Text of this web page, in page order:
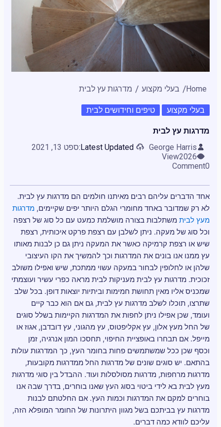
Home בעלי מקצוע מדרגות עץ לבית
בעלי מקצוע , טיפים וחידושים לבית
מדרגות עץ לבית
George Harris
Latest Updated:ספט 13, 2021
2026
View
Comment
אחד הדברים עליהם רבים מאיתנו חולמים הם מדרגות עץ לבית.
לא רק שמדובר באחד מחומרי הגלם היותר יפים שקיימים,מדרגות
מעץ לביתמשתלבות בצורה מושלמת כמעט עם כל סוג של רצפה
וכל סוג של מעקה. ניתן לשלבן עם רצפת פרקט איכותית, רצפת
שיש או רצפת קרמיקה כאשר את המעקה ניתן גם כן לבנות מאותו
עץ ממנו אנו בונים את המדרגות וכך להמשיך את הקו העיצובי
שלהן או לחלופין לבחור במעקה עשוי ממתכת, שיש ואפילו משולב
זכוכית. מדרגות עץ לבית מעניקות לבית מראה כפרי עשיר ועוצמתי
שמכניס אליו מאין תחושת חמימות וביתיות יוצאות דופן. בכל שלב
שתרצו, תוכלו לשלב מדרגות עץ לבית, גם אם הוא כבר קיים
ועומד, שכן אפילו ניתן לחפות את המדרגות הקיימות בשלל סוגים
של החל מעץ אלון, עץ אקליפטוס, עץ מהגוני, עץ דובדבן, אגוז או
מייפל. אם תבחרו באופציית החיפוי, תחסכו המון אנרגיה, זמן
וכסף שכן ככל שמשתמשים פחות בחומר העץ, כך המדרגות עולות
בהתאם. יש סוגים שונים של מדרגות החל ממדרגות מקובעות,
מדרגות מרחפות, מדרגות מסולסלות ועוד. ההבדל בין סוגי מדרגות
מעץ לבית בא לידי ביטוי בסוג העץ שאנו בוחרים, בדרך שבה אנו
בוחרים למקם את המדרגות וכמות העץ. אם החלטתם לבנות
מדרגות עץ בביתכם בשל מגוון היתרונות של החומר המופלא הזה,
עליכם לוודא כמה דברים.